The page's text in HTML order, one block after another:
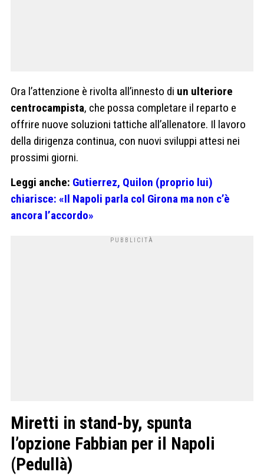
Ora l’attenzione è rivolta all’innesto di un ulteriore
centrocampista, che possa completare il reparto e
offrire nuove soluzioni tattiche all’allenatore. Il lavoro
della dirigenza continua, con nuovi sviluppi attesi nei
prossimi giorni.
Leggi anche: Gutierrez, Quilon (proprio lui)
chiarisce: «Il Napoli parla col Girona ma non c’è
ancora l’accordo»
Miretti in stand-by, spunta
l’opzione Fabbian per il Napoli
(Pedullà)